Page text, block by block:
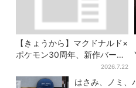
【きょうから】マクドナルド×
ポケモン30周年、新作バーガ
ー5品が登場！朝・夜限定メニ
ューも
2026.7.22
はさみ、ノミ、